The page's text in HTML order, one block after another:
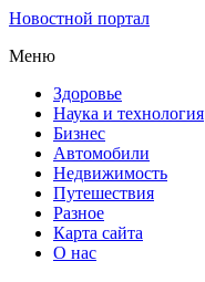
Новостной портал
Меню
Здоровье
Наука и технология
Бизнес
Автомобили
Недвижимость
Путешествия
Разное
Карта сайта
О нас